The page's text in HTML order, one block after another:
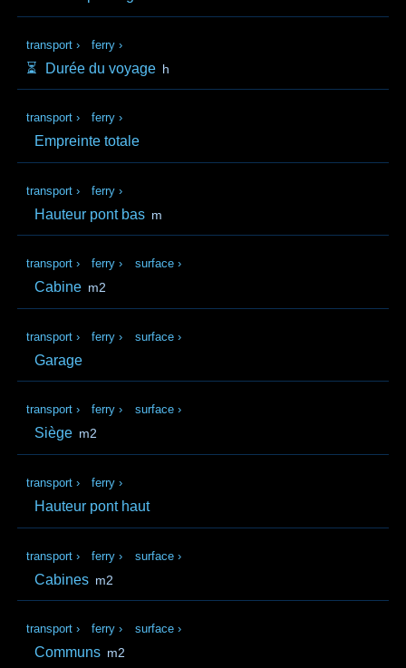
transport › ferry ›
⏳️ Durée du voyage h
transport › ferry ›
Empreinte totale
transport › ferry ›
Hauteur pont bas m
transport › ferry › surface ›
Cabine m2
transport › ferry › surface ›
Garage
transport › ferry › surface ›
Siège m2
transport › ferry ›
Hauteur pont haut
transport › ferry › surface ›
Cabines m2
transport › ferry › surface ›
Communs m2